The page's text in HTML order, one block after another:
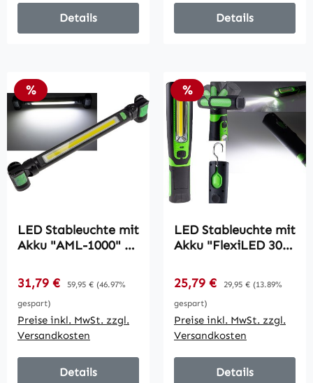
Details Details
Rabatt
%
LED Stableuchte mit
Akku "AML-1000" /
Magnethalter,
neutralweiß
Verkaufspreis:
31,79 € Regulärer Preis:
59,95 € (46.97%
gespart)
Preise inkl. MwSt. zzgl.
Versandkosten
Details
Rabatt
%
LED Stableuchte mit
Akku "FlexiLED 300"
Magnethalter, 3W,
270lm,IP44
Verkaufspreis:
25,79 € Regulärer Preis:
29,95 € (13.89%
gespart)
Preise inkl. MwSt. zzgl.
Versandkosten
Details